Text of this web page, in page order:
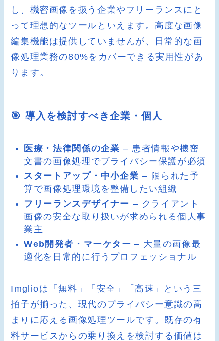
し、機密画像を扱う企業やフリーランスにと
って理想的なツールといえます。高度な画像
編集機能は提供していませんが、日常的な画
像処理業務の80%をカバーできる実用性があ
ります。
🎯 導入を検討すべき企業・個人
医療・法律関係の企業 – 患者情報や機密
文書の画像処理でプライバシー保護が必須
スタートアップ・中小企業 – 限られた予
算で画像処理環境を整備したい組織
フリーランスデザイナー – クライアント
画像の安全な取り扱いが求められる個人事
業主
Web開発者・マーケター – 大量の画像最
適化を日常的に行うプロフェッショナル
Imglioは「無料」「安全」「高速」という三
拍子が揃った、現代のプライバシー意識の高
まりに応える画像処理ツールです。既存の有
料サービスからの乗り換えを検討する価値は